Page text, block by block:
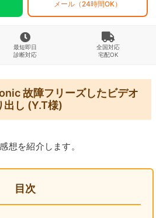
メール（24時間OK）
最短即日
診断対応
全国対応
宅配OK
故障フリーズしたビデオ
出し (Y.T様)
想を紹介します。
目次